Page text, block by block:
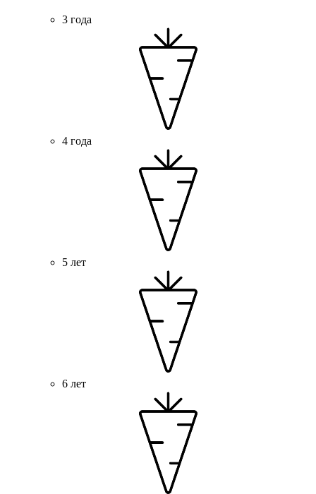
3 года
4 года
5 лет
6 лет